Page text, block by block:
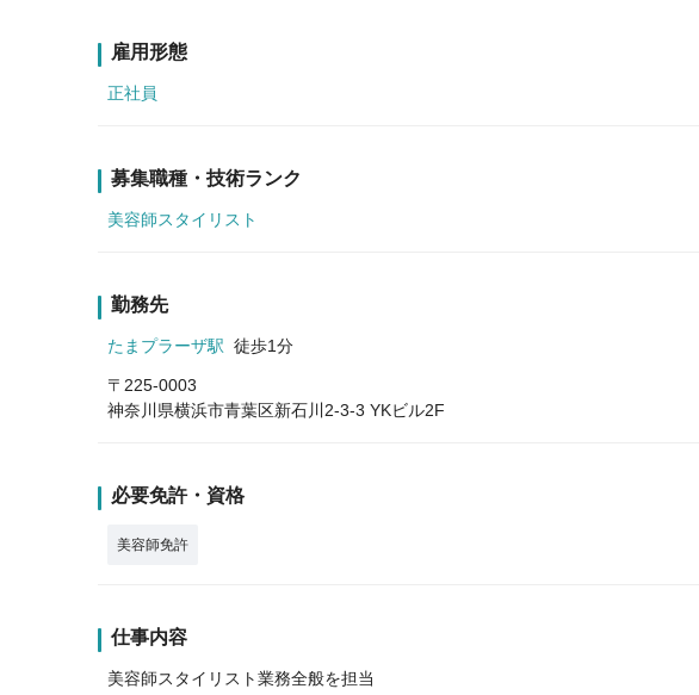
雇用形態
正社員
募集職種・技術ランク
美容師スタイリスト
勤務先
たまプラーザ駅 徒歩1分
〒225-0003
神奈川県横浜市青葉区新石川2-3-3 YKビル2F
必要免許・資格
美容師免許
仕事内容
美容師スタイリスト業務全般を担当